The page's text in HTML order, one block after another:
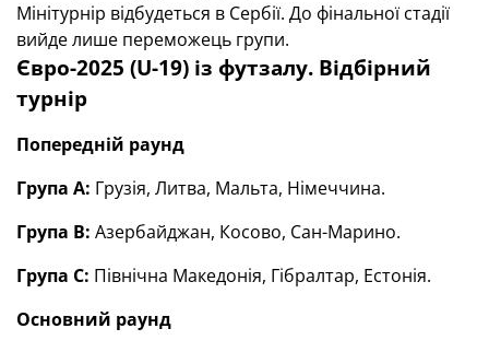
Мінітурнір відбудеться в Сербії. До фінальної стадії
вийде лише переможець групи.
Євро-2025 (U-19) із футзалу. Відбірний
турнір
Попередній раунд
Група А: Грузія, Литва, Мальта, Німеччина.
Група В: Азербайджан, Косово, Сан-Марино.
Група С: Північна Македонія, Гібралтар, Естонія.
Основний раунд